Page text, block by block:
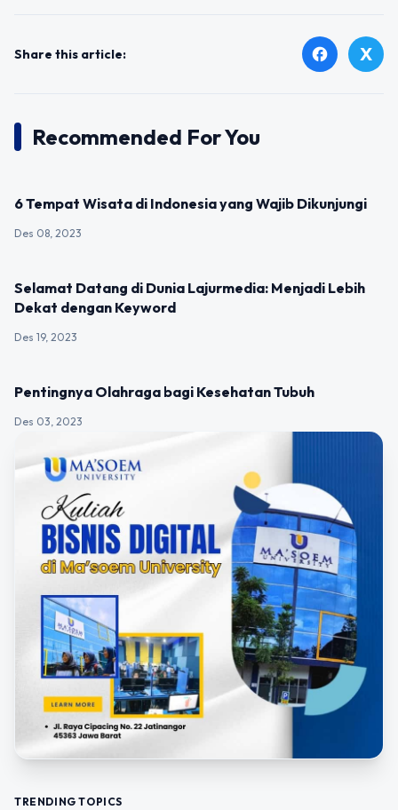
Share this article: facebook X
Recommended For You
6 Tempat Wisata di Indonesia yang Wajib Dikunjungi
Des 08, 2023
Selamat Datang di Dunia Lajurmedia: Menjadi Lebih
Dekat dengan Keyword
Des 19, 2023
Pentingnya Olahraga bagi Kesehatan Tubuh
Des 03, 2023
TRENDING TOPICS